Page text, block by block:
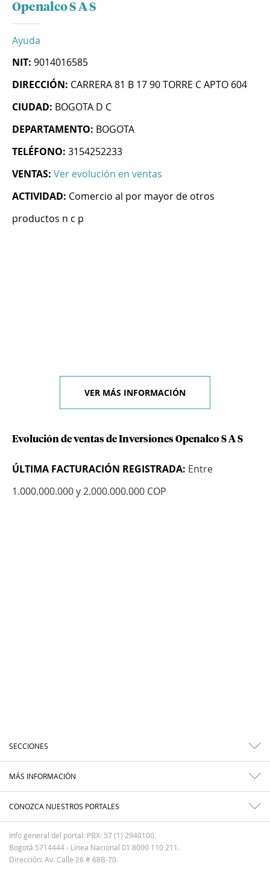
Openalco S A S
Ayuda
NIT: 9014016585
DIRECCIÓN: CARRERA 81 B 17 90 TORRE C APTO 604
CIUDAD: BOGOTA D C
DEPARTAMENTO: BOGOTA
TELÉFONO: 3154252233
VENTAS: Ver evolución en ventas
ACTIVIDAD: Comercio al por mayor de otros
productos n c p
VER MÁS INFORMACIÓN
Evolución de ventas de Inversiones Openalco S A S
ÚLTIMA FACTURACIÓN REGISTRADA: Entre
1.000.000.000 y 2.000.000.000 COP
SECCIONES
MÁS INFORMACIÓN
CONOZCA NUESTROS PORTALES
Info general del portal: PBX: 57 (1) 2940100.
Bogotá 5714444 - Línea Nacional 01 8000 110 211.
Dirección: Av. Calle 26 # 68B-70.